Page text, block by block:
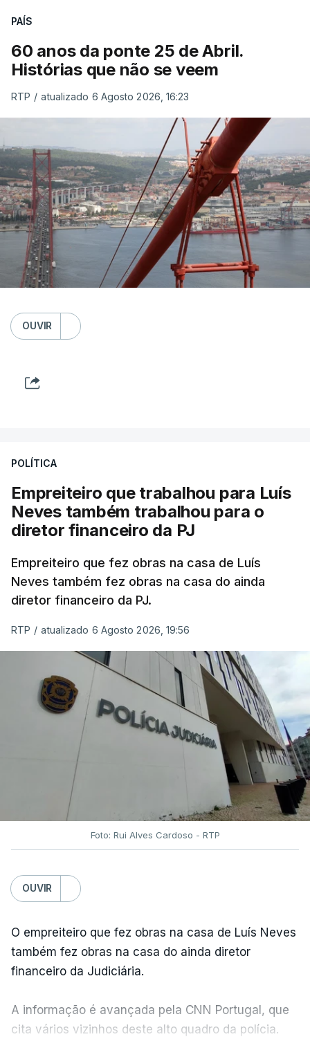
PAÍS
60 anos da ponte 25 de Abril.
Histórias que não se veem
RTP / atualizado 6 Agosto 2026, 16:23
OUVIR
POLÍTICA
Empreiteiro que trabalhou para Luís
Neves também trabalhou para o
diretor financeiro da PJ
Empreiteiro que fez obras na casa de Luís
Neves também fez obras na casa do ainda
diretor financeiro da PJ.
RTP / atualizado 6 Agosto 2026, 19:56
Foto: Rui Alves Cardoso - RTP
OUVIR
O empreiteiro que fez obras na casa de Luís Neves
também fez obras na casa do ainda diretor
financeiro da Judiciária.
A informação é avançada pela CNN Portugal, que
cita vários vizinhos deste alto quadro da polícia.